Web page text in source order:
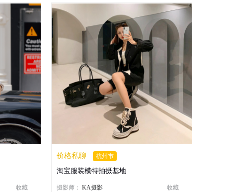
收藏
价格私聊 杭州市
淘宝服装模特拍摄基地
摄影师： KA摄影 收藏